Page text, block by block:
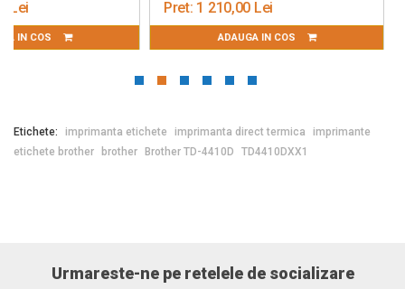
Etichete: imprimanta etichete imprimanta direct termica
imprimante
etichete brother
brother Brother TD-4410D TD4410DXX1
Urmareste-ne pe retelele de socializare